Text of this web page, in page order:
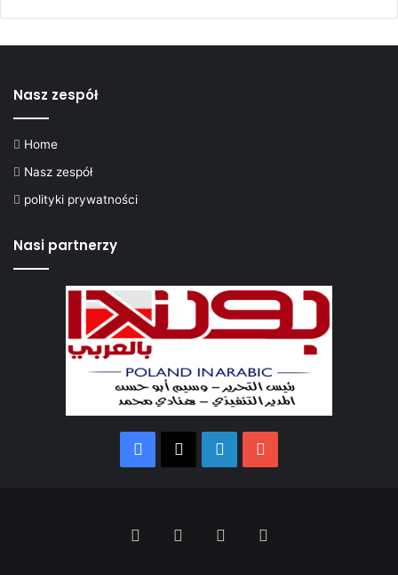
Nasz zespół
Home
Nasz zespół
polityki prywatności
Nasi partnerzy
Facebook LinkedIn
Facebook LinkedIn